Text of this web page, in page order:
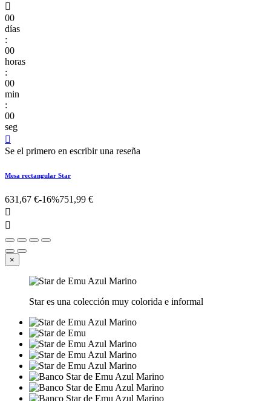

00
días
:
00
horas
:
00
min
:
00
seg

Se el primero en escribir una reseña
Mesa rectangular Star
631,67 €-16%751,99 €


×
Star es una colección muy colorida e informal